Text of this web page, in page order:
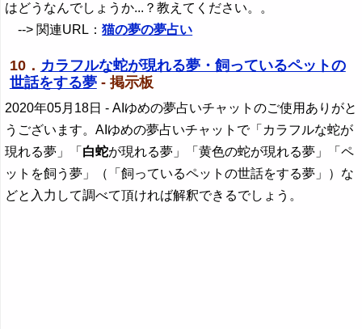
はどうなんでしょうか...？教えてください。。
--> 関連URL：猫の夢の夢占い
10． カラフルな蛇が現れる夢・飼っているペットの
世話をする夢- 掲示板
2020年05月18日 - AIゆめの夢占いチャットのご使用ありがと
うございます。AIゆめの夢占いチャットで「カラフルな蛇が
現れる夢」「 白蛇が現れる夢」「黄色の蛇が現れる夢」「ペ
ットを飼う夢」（「飼っているペットの世話をする夢」）な
どと入力して調べて頂ければ解釈できるでしょう。